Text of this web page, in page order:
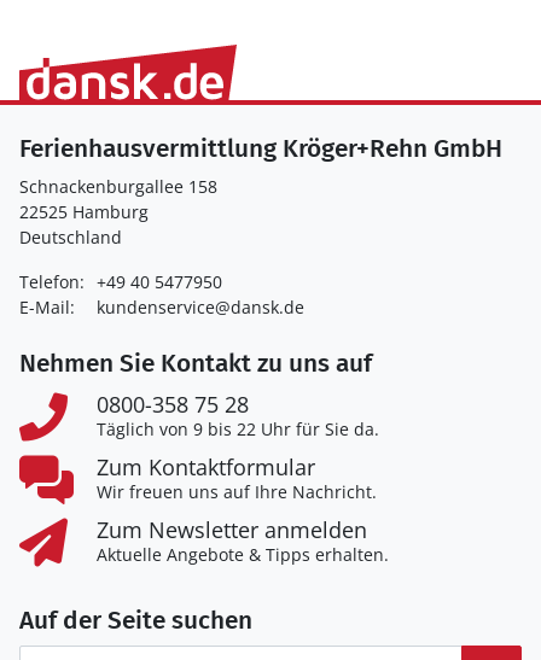
Ferienhausvermittlung Kröger+Rehn GmbH
Schnackenburgallee 158
22525 Hamburg
Deutschland
Telefon: +49 40 5477950
E-Mail:
kundenservice@dansk.de
Nehmen Sie Kontakt zu uns auf
0800-358 75 28
Täglich von 9 bis 22 Uhr für Sie da.
Zum Kontaktformular
Wir freuen uns auf Ihre Nachricht.
Zum Newsletter anmelden
Aktuelle Angebote & Tipps erhalten.
Auf der Seite suchen